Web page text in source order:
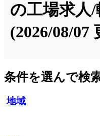
の工場求人
(2026/08/07
条件を選んで検
地域